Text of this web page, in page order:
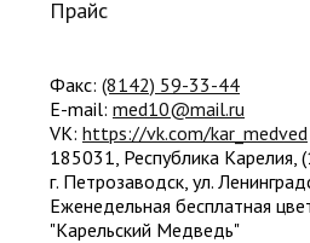
Прайс
Факс: (8142) 59-33-44
E-mail: med10@mail.ru
VK: https://vk.com/kar_medved
185031, Республика Карелия,
г. Петрозаводск, ул.
Еженедельная бесплатная
"Карельский Медведь"